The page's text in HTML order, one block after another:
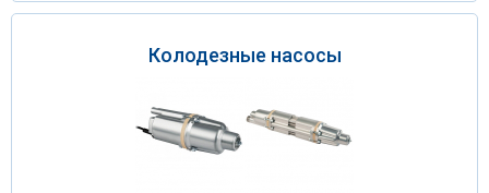
Колодезные насосы